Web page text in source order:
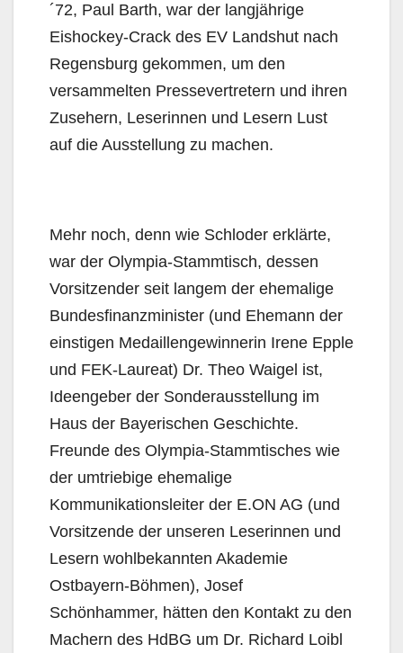
´72, Paul Barth, war der langjährige
Eishockey-Crack des EV Landshut nach
Regensburg gekommen, um den
versammelten Pressevertretern und ihren
Zusehern, Leserinnen und Lesern Lust
auf die Ausstellung zu machen.
Mehr noch, denn wie Schloder erklärte,
war der Olympia-Stammtisch, dessen
Vorsitzender seit langem der ehemalige
Bundesfinanzminister (und Ehemann der
einstigen Medaillengewinnerin Irene Epple
und FEK-Laureat) Dr. Theo Waigel ist,
Ideengeber der Sonderausstellung im
Haus der Bayerischen Geschichte.
Freunde des Olympia-Stammtisches wie
der umtriebige ehemalige
Kommunikationsleiter der E.ON AG (und
Vorsitzende der unseren Leserinnen und
Lesern wohlbekannten Akademie
Ostbayern-Böhmen), Josef
Schönhammer, hätten den Kontakt zu den
Machern des HdBG um Dr. Richard Loibl